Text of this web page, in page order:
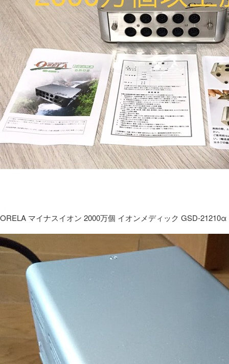
ORELA マイナスイオン 2000万個 イオンメディック GSD-21210α